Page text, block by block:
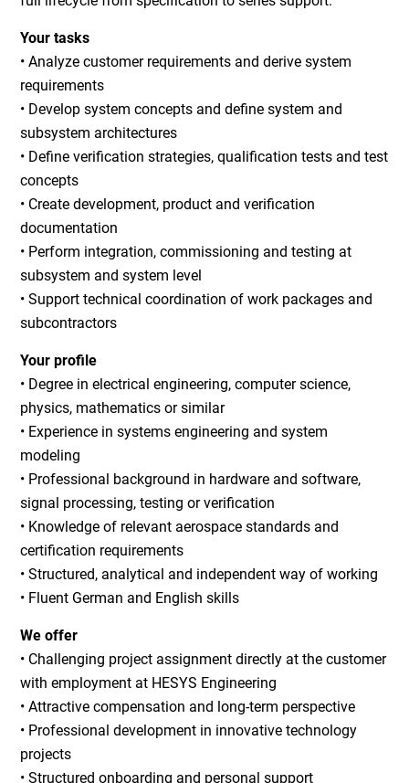
Your tasks
• Analyze customer requirements and derive system
requirements
• Develop system concepts and define system and
subsystem architectures
• Define verification strategies, qualification tests and test
concepts
• Create development, product and verification
documentation
• Perform integration, commissioning and testing at
subsystem and system level
• Support technical coordination of work packages and
subcontractors
Your profile
• Degree in electrical engineering, computer science,
physics, mathematics or similar
• Experience in systems engineering and system
modeling
• Professional background in hardware and software,
signal processing, testing or verification
• Knowledge of relevant aerospace standards and
certification requirements
• Structured, analytical and independent way of working
• Fluent German and English skills
We offer
• Challenging project assignment directly at the customer
with employment at HESYS Engineering
• Attractive compensation and long-term perspective
• Professional development in innovative technology
projects
• Structured onboarding and personal support